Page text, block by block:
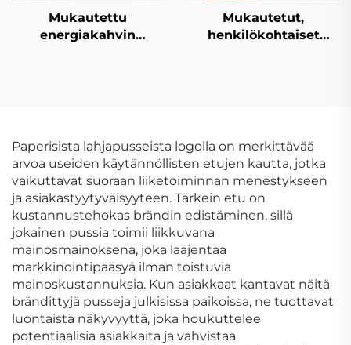
Mukautettu
energiakahvin
Mukautetut,
henkilökohtaiset
Paperisista lahjapusseista logolla on merkittävää
arvoa useiden käytännöllisten etujen kautta, jotka
vaikuttavat suoraan liiketoiminnan menestykseen
ja asiakastyytyväisyyteen. Tärkein etu on
kustannustehokas brändin edistäminen, sillä
jokainen pussia toimii liikkuvana
mainosmainoksena, joka laajentaa
markkinointipääsyä ilman toistuvia
mainoskustannuksia. Kun asiakkaat kantavat näitä
brändittyjä pusseja julkisissa paikoissa, ne tuottavat
luontaista näkyvyyttä, joka houkuttelee
potentiaalisia asiakkaita ja vahvistaa